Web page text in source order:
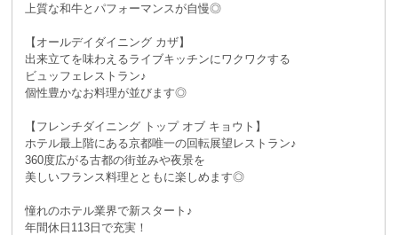
上質な和牛とパフォーマンスが自慢◎
【オールデイダイニング カザ】
出来立てを味わえるライブキッチンにワクワクする
ビュッフェレストラン♪
個性豊かなお料理が並びます◎
【フレンチダイニング トップ オブ キョウト】
ホテル最上階にある京都唯一の回転展望レストラン♪
360度広がる古都の街並みや夜景を
美しいフランス料理とともに楽しめます◎
憧れのホテル業界で新スタート♪
年間休日113日で充実！